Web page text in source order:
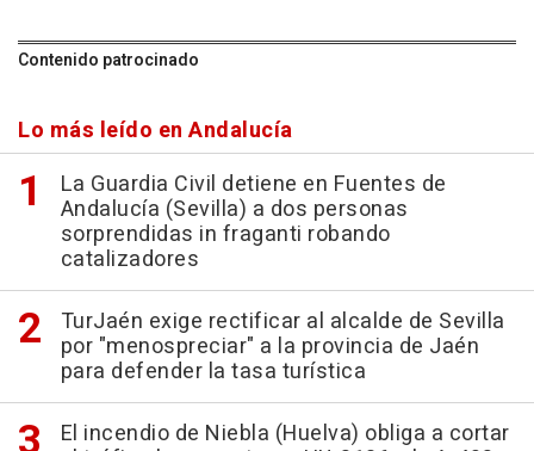
Contenido patrocinado
Lo más leído en Andalucía
La Guardia Civil detiene en Fuentes de
Andalucía (Sevilla) a dos personas
sorprendidas in fraganti robando
catalizadores
TurJaén exige rectificar al alcalde de Sevilla
por "menospreciar" a la provincia de Jaén
para defender la tasa turística
El incendio de Niebla (Huelva) obliga a cortar